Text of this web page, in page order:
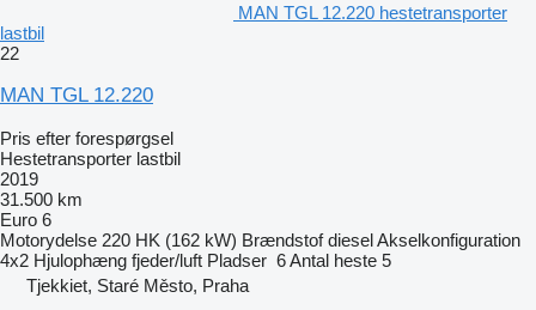
MAN TGL 12.220 hestetransporter
lastbil
22
MAN TGL 12.220
Pris efter forespørgsel
Hestetransporter lastbil
2019
31.500 km
Euro 6
Motorydelse 220 HK (162 kW) Brændstof dieselAkselkonfiguration
4x2 Hjulophæng fjeder/luft Pladser 6Antal heste 5
Tjekkiet, Staré Město, Praha